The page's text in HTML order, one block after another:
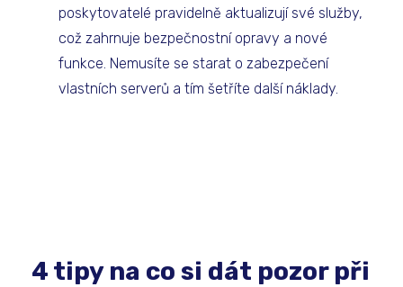
poskytovatelé pravidelně aktualizují své služby,
což zahrnuje bezpečnostní opravy a nové
funkce. Nemusíte se starat o zabezpečení
vlastních serverů a tím šetříte další náklady.
4 tipy na co si dát pozor při